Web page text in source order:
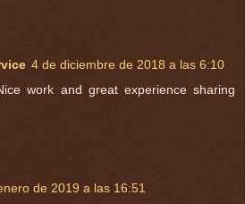
4 de diciembre de 2018 a las 6:10
work and great experience sharing
de 2019 a las 16:51